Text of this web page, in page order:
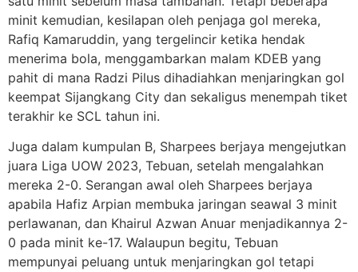
minit kemudian, kesilapan oleh penjaga gol mereka,
Rafiq Kamaruddin, yang tergelincir ketika hendak
menerima bola, menggambarkan malam KDEB yang
pahit di mana Radzi Pilus dihadiahkan menjaringkan gol
keempat Sijangkang City dan sekaligus menempah tiket
terakhir ke SCL tahun ini.
Juga dalam kumpulan B, Sharpees berjaya mengejutkan
juara Liga UOW 2023, Tebuan, setelah mengalahkan
mereka 2-0. Serangan awal oleh Sharpees berjaya
apabila Hafiz Arpian membuka jaringan seawal 3 minit
perlawanan, dan Khairul Azwan Anuar menjadikannya 2-
0 pada minit ke-17. Walaupun begitu, Tebuan
mempunyai peluang untuk menjaringkan gol tetapi